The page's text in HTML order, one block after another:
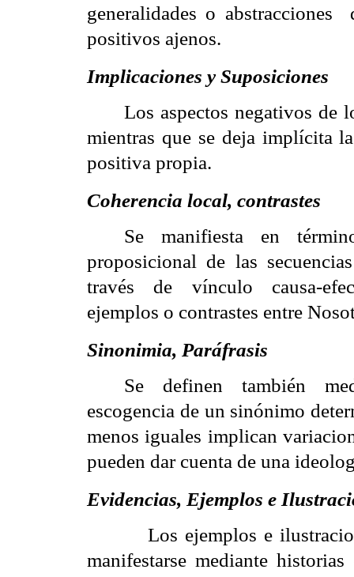
generalidades o abstracciones
positivos ajenos.
Implicaciones y Suposiciones
Los aspectos negativos de
mientras que se deja implícita
positiva propia.
Coherencia local, contrastes
Se manifiesta en
proposicional de las
través de vínculo causa-
ejemplos o contrastes entre
Sinonimia, Paráfrasis
Se definen también
escogencia de un sinónimo
menos iguales implican
pueden dar cuenta de una
Evidencias, Ejemplos e
Los ejemplos e
manifestarse mediante